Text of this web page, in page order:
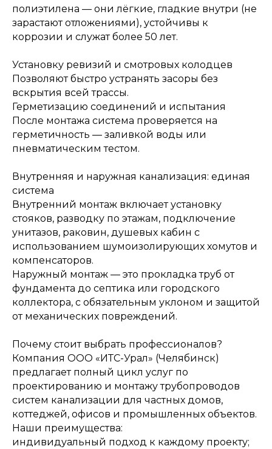
полиэтилена — они лёгкие, гладкие внутри (не
зарастают отложениями), устойчивы к
коррозии и служат более 50 лет.
Установку ревизий и смотровых колодцев
Позволяют быстро устранять засоры без
вскрытия всей трассы.
Герметизацию соединений и испытания
После монтажа система проверяется на
герметичность — заливкой воды или
пневматическим тестом.
Внутренняя и наружная канализация: единая
система
Внутренний монтаж включает установку
стояков, разводку по этажам, подключение
унитазов, раковин, душевых кабин с
использованием шумоизолирующих хомутов и
компенсаторов.
Наружный монтаж — это прокладка труб от
фундамента до септика или городского
коллектора, с обязательным уклоном и защитой
от механических повреждений.
Почему стоит выбрать профессионалов?
Компания ООО «ИТС-Урал» (Челябинск)
предлагает полный цикл услуг по
проектированию и монтажу трубопроводов
систем канализации для частных домов,
коттеджей, офисов и промышленных объектов.
Наши преимущества:
индивидуальный подход к каждому проекту;
Я даю согласие на обработку
персональных данных и
политикой
конфиденциальностисайта.
Заказать звонок
Отправьте заявку и мы
свяжемся с вами так скоро,
насколько это возможно